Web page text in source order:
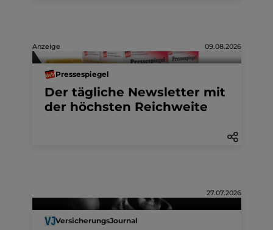
Anzeige 09.08.2026
Pressespiegel
Der tägliche Newsletter mit
der höchsten Reichweite
27.07.2026
VersicherungsJournal